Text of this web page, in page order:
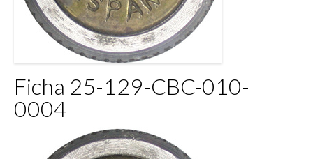
Ficha 25-129-CBC-010-
0004